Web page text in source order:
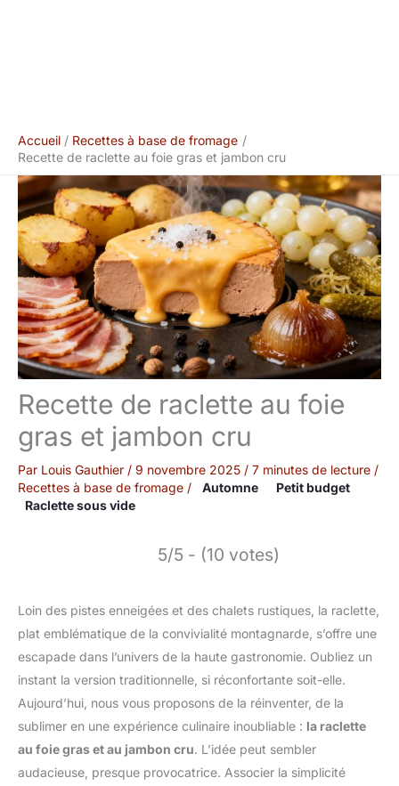
Accueil
Recettes à base de fromage
Recette de raclette au foie gras et jambon cru
Recette de raclette au foie
gras et jambon cru
Par Louis Gauthier / 9 novembre 2025 / 7 minutes de lecture /
Recettes à base de fromage / Automne
Petit budget
Raclette sous vide
5/5 - (10 votes)
Loin des pistes enneigées et des chalets rustiques, la raclette,
plat emblématique de la convivialité montagnarde, s’offre une
escapade dans l’univers de la haute gastronomie. Oubliez un
instant la version traditionnelle, si réconfortante soit-elle.
Aujourd’hui, nous vous proposons de la réinventer, de la
sublimer en une expérience culinaire inoubliable : la raclette
au foie gras et au jambon cru. L’idée peut sembler
audacieuse, presque provocatrice. Associer la simplicité